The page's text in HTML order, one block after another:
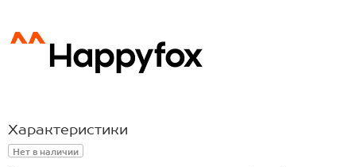
Характеристики
Нет в наличии